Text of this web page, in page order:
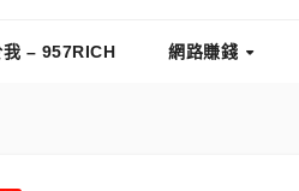
我 – 957RICH 網路賺錢